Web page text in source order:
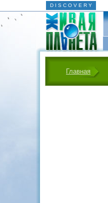
D I S C O V E R Y
Главная